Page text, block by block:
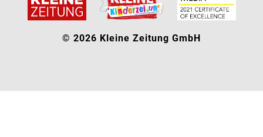
© 2026 Kleine Zeitung GmbH